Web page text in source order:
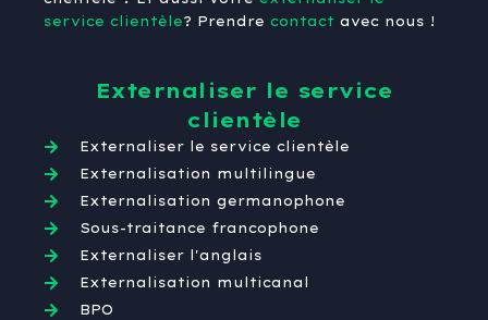
service clientèle? Prendre contact avec nous !
Externaliser le service
clientèle
Externaliser le service clientèle
Externalisation multilingue
Externalisation germanophone
Sous-traitance francophone
Externaliser l'anglais
Externalisation multicanal
BPO